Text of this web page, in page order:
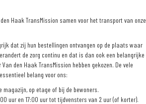
Haak TransMission samen voor het transport van onze
dat zij hun bestellingen ontvangen op de plaats waar
de zorg continu en dat is dan ook een belangrijke
den Haak TransMission hebben gekozen. De vele
belang voor ons:
magazijn, op etage of bij de bewoners.
uur en 17:00 uur tot tijdvensters van 2 uur (of korter).